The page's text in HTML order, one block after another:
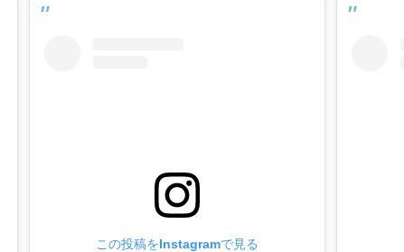
この投稿をInstagramで見る